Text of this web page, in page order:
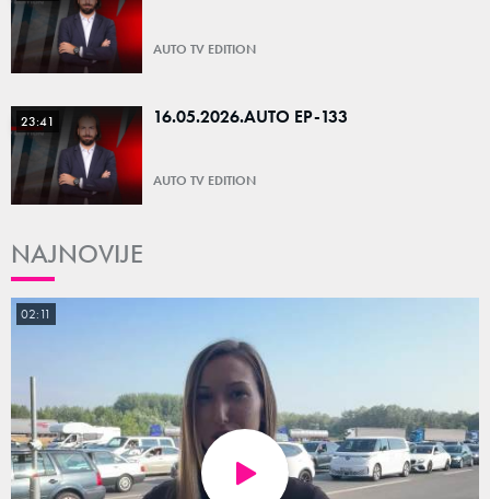
AUTO TV EDITION
23:41 16.05.2026.AUTO EP-133
AUTO TV EDITION
NAJNOVIJE
02:11